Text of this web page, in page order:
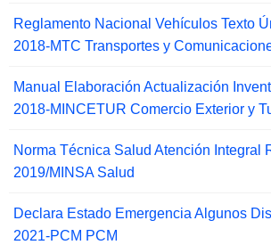
Reglamento Nacional Vehículos Texto
2018-MTC Transportes y
Manual Elaboración Actualización
2018-MINCETUR Comercio Exterior y
Norma Técnica Salud Atención Integral
2019/MINSA Salud
Declara Estado Emergencia Algunos
2021-PCM PCM